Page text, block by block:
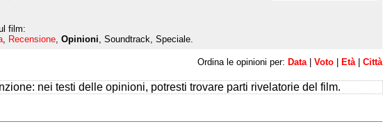
film:
Recensione Opinioni , Soundtrack, Speciale.
Ordina le opinioni per: Data Voto Età Città
nei testi delle opinioni, potresti trovare parti rivelatorie del film.